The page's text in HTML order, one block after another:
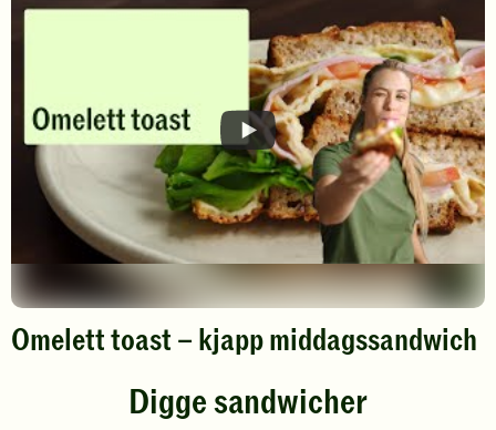
Omelett toast – kjapp middagssandwich
Digge sandwicher